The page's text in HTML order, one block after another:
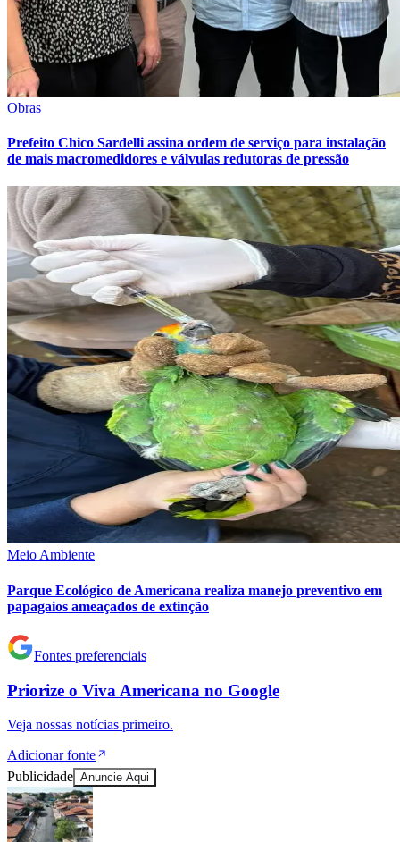
Flamengo
Fluminense
Obras
Prefeito Chico Sardelli assina ordem de serviço para instalação
de mais macromedidores e válvulas redutoras de pressão
Meio Ambiente
Parque Ecológico de Americana realiza manejo preventivo em
papagaios ameaçados de extinção
Fontes preferenciais
Priorize o Viva Americana no Google
Veja nossas notícias primeiro.
Adicionar fonte
Publicidade Anuncie Aqui